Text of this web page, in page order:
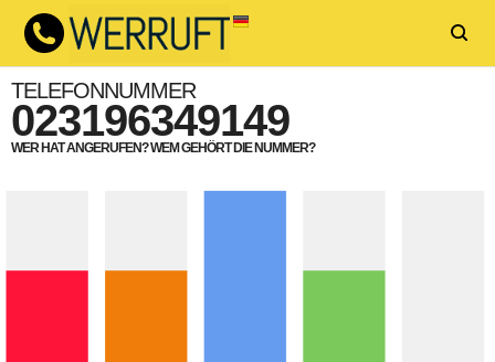
TELEFONNUMMER
023196349149
WER HAT ANGERUFEN? WEM GEHÖRT DIE NUMMER?